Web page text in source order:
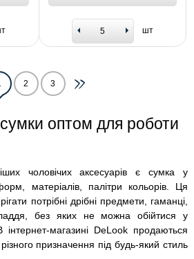
шт
2 3
сумки оптом для роботи
чоловічих аксесуарів є сумка у
форм, матеріалів, палітри кольорів. Ця
потрібні дрібні предмети, гаманці,
без яких не можна обійтися у
інтернет-магазині DeLook продаються
призначення під будь-який стиль